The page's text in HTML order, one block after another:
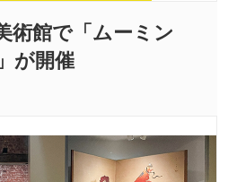
術館で「ムーミン
が開催